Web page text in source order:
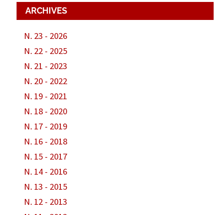
ARCHIVES
N. 23 - 2026
N. 22 - 2025
N. 21 - 2023
N. 20 - 2022
N. 19 - 2021
N. 18 - 2020
N. 17 - 2019
N. 16 - 2018
N. 15 - 2017
N. 14 - 2016
N. 13 - 2015
N. 12 - 2013